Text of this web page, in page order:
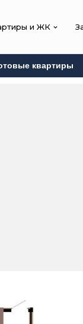
и ЖК
квартиры